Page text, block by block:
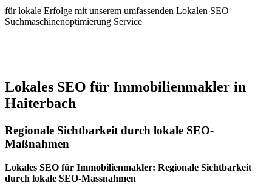
für lokale Erfolge mit unserem umfassenden Lokalen SEO –
Suchmaschinenoptimierung Service
Lokales SEO für Immobilienmakler in
Haiterbach
Regionale Sichtbarkeit durch lokale SEO-
Maßnahmen
Lokales SEO für Immobilienmakler: Regionale Sichtbarkeit
durch lokale SEO-Massnahmen